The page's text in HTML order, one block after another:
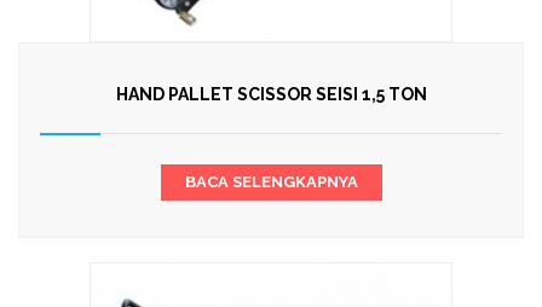
HAND PALLET SCISSOR SEISI 1,5 TON
BACA SELENGKAPNYA